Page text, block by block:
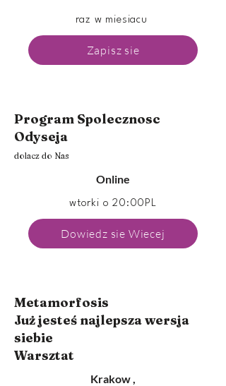
raz w miesiacu
Zapisz sie
Program Spolecznosc
Odyseja
dolacz do Nas
Online
wtorki o 20:00PL
Dowiedz sie Wiecej
Metamorfosis
Już jesteś najlepsza wersja
siebie
Warsztat
Krakow ,